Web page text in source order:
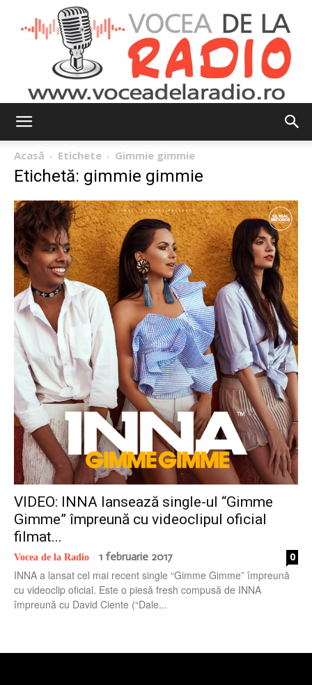
la
radio
Acasă Etichete Gimmie gimmie
Etichetă: gimmie gimmie
VIDEO: INNA lansează single-ul “Gimme
Gimme” împreună cu videoclipul oficial
filmat...
Vocea de la Radio - 1 februarie 2017 0
INNA a lansat cel mai recent single “Gimme Gimme” împreună
cu videoclip oficial. Este o piesă fresh compusă de INNA
împreună cu David Ciente (“Dale...